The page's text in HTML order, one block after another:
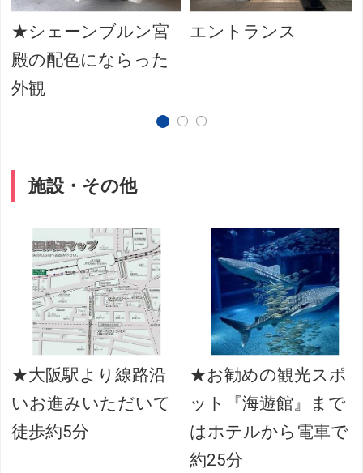
★シェーンブルン宮
殿の配色にならった
外観
エントランス
施設・その他
★大阪駅より線路沿
いお進みいただいて
徒歩約5分
★お勧めの観光スポ
ット『海遊館』まで
はホテルから電車で
約25分